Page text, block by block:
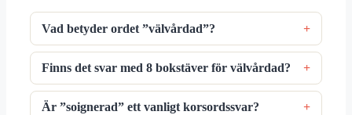
Vad betyder ordet ”välvårdad”?
Finns det svar med 8 bokstäver för välvårdad?
Är ”soignerad” ett vanligt korsordssvar?